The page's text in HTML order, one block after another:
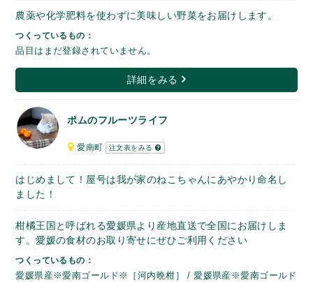
農薬や化学肥料を使わずに美味しい野菜をお届けします。
つくっているもの：
品目はまだ登録されていません。
詳細をみる
ポムのフルーツライフ
愛南町 注文表をみる
はじめまして！屋号は我が家のねこちゃんにあやかり命名し
ました！
柑橘王国と呼ばれる愛媛県より産地直送で全国にお届けしま
す。愛媛の食材のお取り寄せにぜひご利用ください
つくっているもの：
愛媛県産※愛南ゴールド※［河内晩柑］ / 愛媛県産※愛南ゴールド